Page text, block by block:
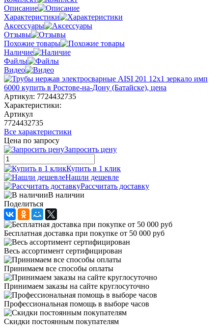
Описание
Характеристики
Аксессуары
Отзывы
Похожие товары
Наличие
Файлы
Видео
Артикул: 7724432735
Характеристики:
Артикул
7724432735
Все характеристики
Цена по запросу
Запросить цену
Купить в 1 клик
Нашли дешевле
Рассчитать доставку
В наличии
Поделиться
Бесплатная доставка при покупке от 50 000 руб
Весь ассортимент сертифицирован
Принимаем все способы оплаты
Принимаем заказы на сайте круглосуточно
Профессиональная помощь в выборе часов
Скидки постоянным покупателям